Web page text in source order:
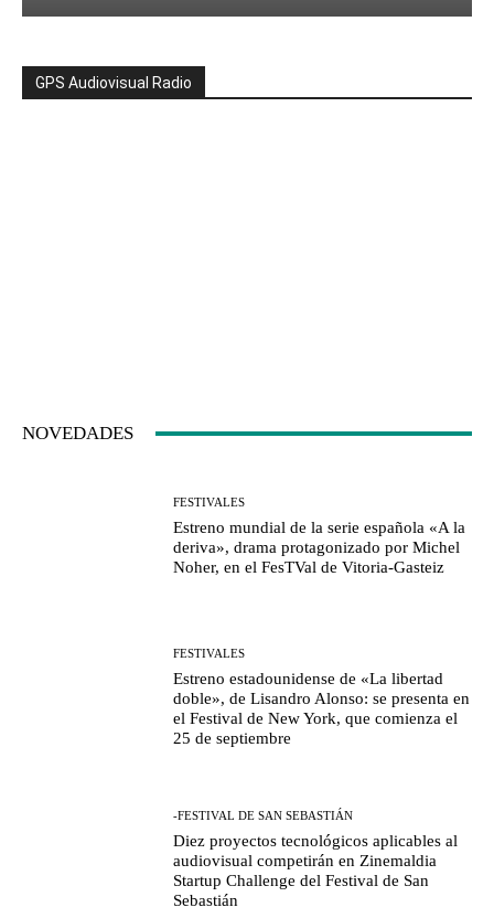
GPS Audiovisual Radio
NOVEDADES
FESTIVALES
Estreno mundial de la serie española «A la
deriva», drama protagonizado por Michel
Noher, en el FesTVal de Vitoria-Gasteiz
FESTIVALES
Estreno estadounidense de «La libertad
doble», de Lisandro Alonso: se presenta en
el Festival de New York, que comienza el
25 de septiembre
-FESTIVAL DE SAN SEBASTIÁN
Diez proyectos tecnológicos aplicables al
audiovisual competirán en Zinemaldia
Startup Challenge del Festival de San
Sebastián